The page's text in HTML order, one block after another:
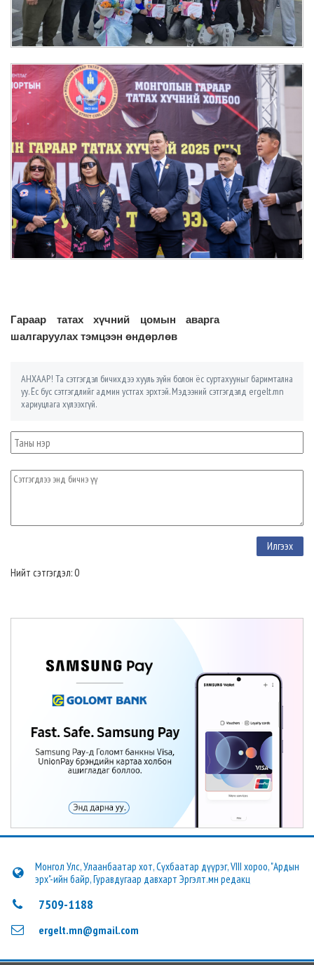
Гараар татах хүчний цомын аварга
шалгаруулах тэмцээн өндөрлөв
АНХААР! Та сэтгэгдэл бичихдээ хууль зүйн болон ёс суртахууныг баримтална
уу. Ёс бус сэтгэгдлийг админ устгах эрхтэй. Мэдээний сэтгэгдэлд ergelt.mn
хариуцлага хүлээхгүй.
Нийт сэтгэгдэл: 0
Монгол Улс, Улаанбаатар хот, Сүхбаатар дүүрэг, VIII хороо, "Ардын
эрх"-ийн байр, Гуравдугаар давхарт Эргэлт.мн редакц
7509-1188
ergelt.mn@gmail.com